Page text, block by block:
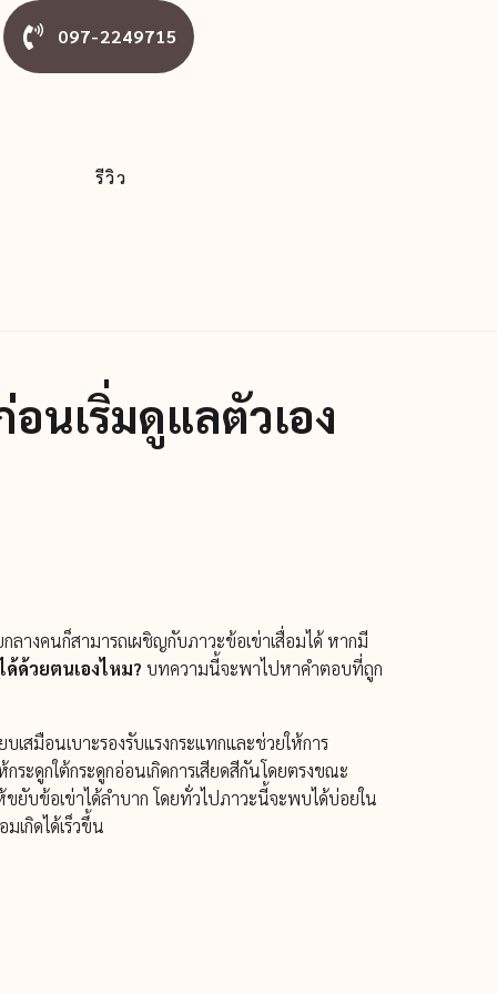
097-2249715
รีวิว
นเริ่มดูแลตัวเอง
างคนก็สามารถเผชิญกับภาวะข้อเข่าเสื่อมได้ หากมี
ด้วยตนเองไหม? บทความนี้จะพาไปหาคำตอบที่ถูก
เสมือนเบาะรองรับแรงกระแทกและช่วยให้การ
ระดูกใต้กระดูกอ่อนเกิดการเสียดสีกันโดยตรงขณะ
ขยับข้อเข่าได้ลำบาก โดยทั่วไปภาวะนี้จะพบได้บ่อยใน
เกิดได้เร็วขึ้น